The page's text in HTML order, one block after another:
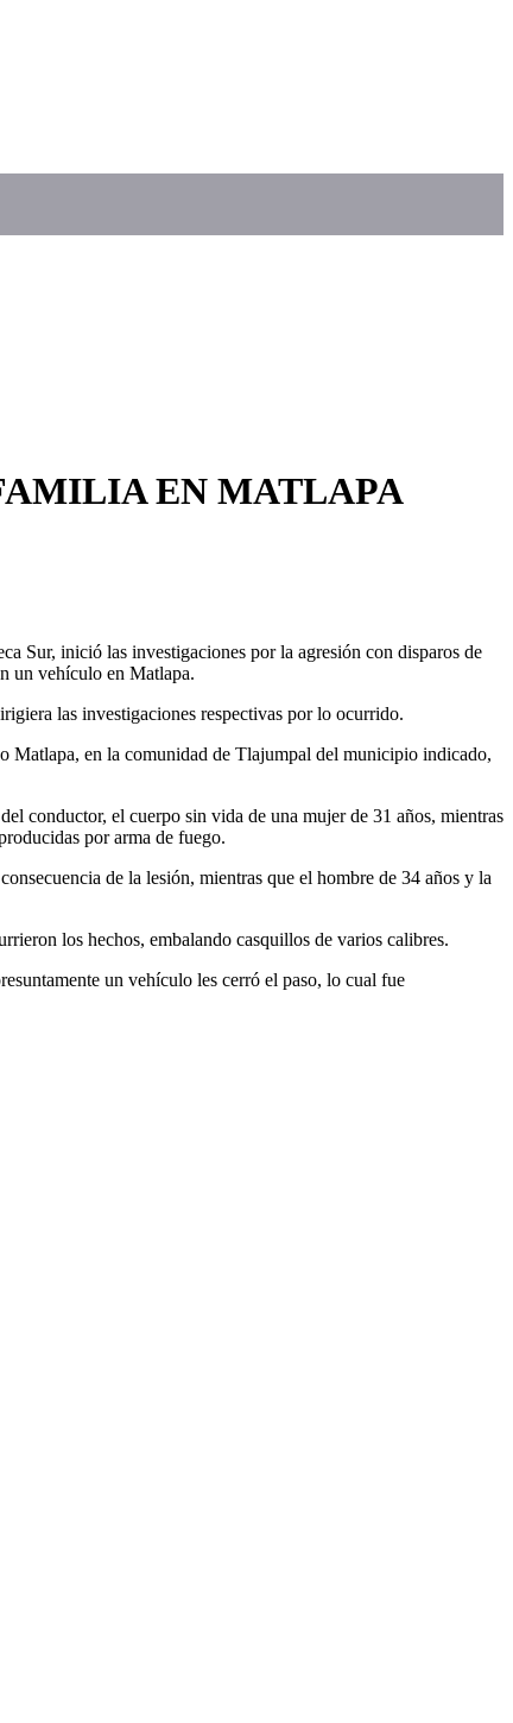
EN MATLAPA
Sur, inició las investigaciones por la agresión con disparos de
un vehículo en Matlapa.
las investigaciones respectivas por lo ocurrido.
Matlapa, en la comunidad de Tlajumpal del municipio indicado,
conductor, el cuerpo sin vida de una mujer de 31 años, mientras
por arma de fuego.
de la lesión, mientras que el hombre de 34 años y la
los hechos, embalando casquillos de varios calibres.
un vehículo les cerró el paso, lo cual fue